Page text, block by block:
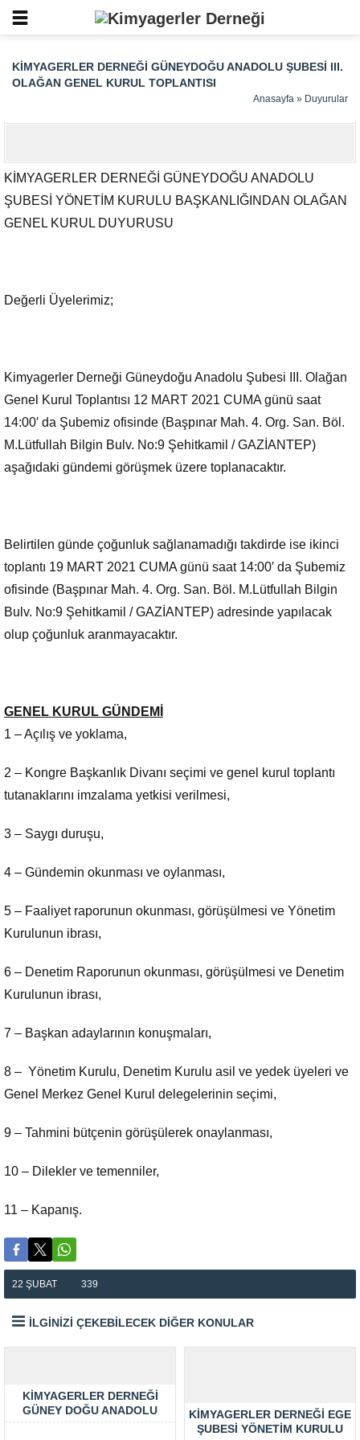
KIMYAGERLER DERNEĞI GÜNEYDOĞU ANADOLU ŞUBESI III.
OLAĞAN GENEL KURUL TOPLANTISI
Anasayfa » Duyurular
KİMYAGERLER DERNEĞİ GÜNEYDOĞU ANADOLU
ŞUBESİ YÖNETİM KURULU BAŞKANLIĞINDAN OLAĞAN
GENEL KURUL DUYURUSU
Değerli Üyelerimiz;
Kimyagerler Derneği Güneydoğu Anadolu Şubesi III. Olağan
Genel Kurul Toplantısı 12 MART 2021 CUMA günü saat
14:00′ da Şubemiz ofisinde (Başpınar Mah. 4. Org. San. Böl.
M.Lütfullah Bilgin Bulv. No:9 Şehitkamil / GAZİANTEP)
aşağıdaki gündemi görüşmek üzere toplanacaktır.
Belirtilen günde çoğunluk sağlanamadığı takdirde ise ikinci
toplantı 19 MART 2021 CUMA günü saat 14:00′ da Şubemiz
ofisinde (Başpınar Mah. 4. Org. San. Böl. M.Lütfullah Bilgin
Bulv. No:9 Şehitkamil / GAZİANTEP) adresinde yapılacak
olup çoğunluk aranmayacaktır.
GENEL KURUL GÜNDEMİ
1 – Açılış ve yoklama,
2 – Kongre Başkanlık Divanı seçimi ve genel kurul toplantı
tutanaklarını imzalama yetkisi verilmesi,
3 – Saygı duruşu,
4 – Gündemin okunması ve oylanması,
5 – Faaliyet raporunun okunması, görüşülmesi ve Yönetim
Kurulunun ibrası,
6 – Denetim Raporunun okunması, görüşülmesi ve Denetim
Kurulunun ibrası,
7 – Başkan adaylarının konuşmaları,
8 – Yönetim Kurulu, Denetim Kurulu asil ve yedek üyeleri ve
Genel Merkez Genel Kurul delegelerinin seçimi,
9 – Tahmini bütçenin görüşülerek onaylanması,
10 – Dilekler ve temenniler,
11 – Kapanış.
22 ŞUBAT 339
İLGİNİZİ ÇEKEBİLECEK DİĞER KONULAR
KIMYAGERLER DERNEĞI
GÜNEY DOĞU ANADOLU
ŞUBESI İFTAR DAVETI 2019
KIMYAGERLER DERNEĞI EGE
ŞUBESI YÖNETIM KURULU